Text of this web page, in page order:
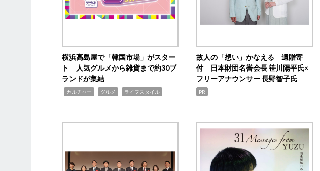
横浜高島屋で「韓国市場」がスター
ト 人気グルメから雑貨まで約30ブ
ランドが集結
カルチャー グルメ ライフスタイル
故人の「想い」かなえる 遺贈寄
付 日本財団名誉会長 笹川陽平氏×
フリーアナウンサー 長野智子氏
PR